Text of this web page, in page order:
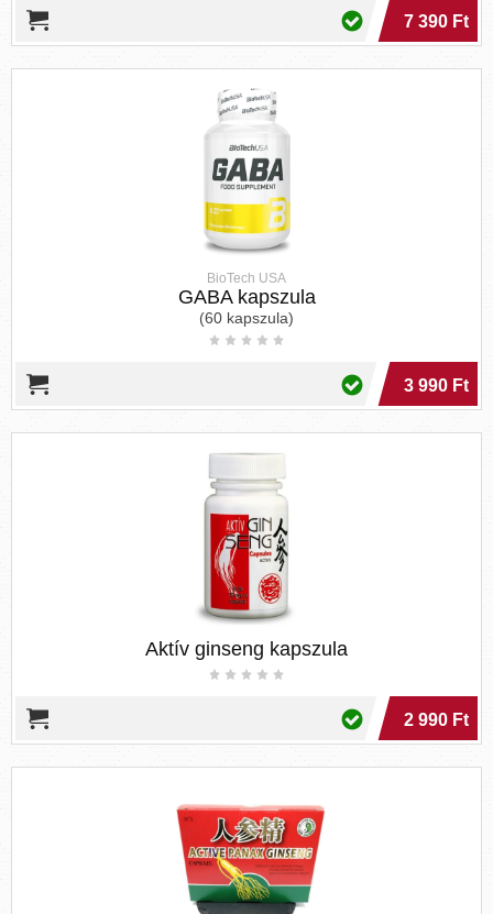
7 390 Ft
BioTech USA
GABA kapszula
(60 kapszula)
3 990 Ft
Aktív ginseng kapszula
2 990 Ft